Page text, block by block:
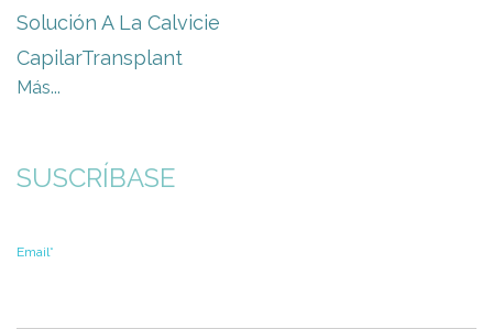
Solución A La Calvicie
CapilarTransplant
Más...
SUSCRÍBASE
Email*